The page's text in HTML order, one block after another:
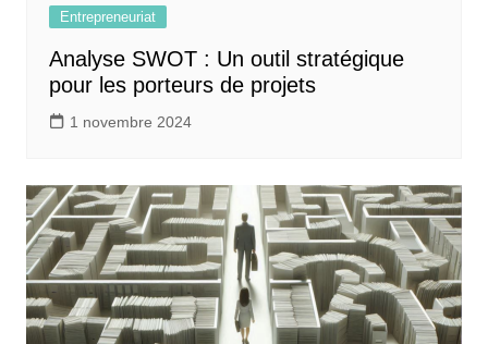
Entrepreneuriat
Analyse SWOT : Un outil stratégique
pour les porteurs de projets
1 novembre 2024